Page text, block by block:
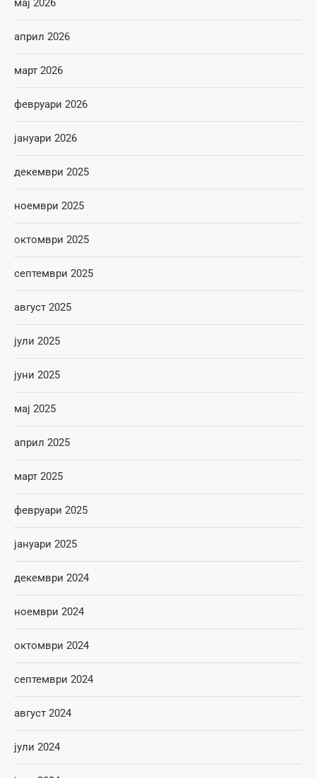
мај 2026
април 2026
март 2026
февруари 2026
јануари 2026
декември 2025
ноември 2025
октомври 2025
септември 2025
август 2025
јули 2025
јуни 2025
мај 2025
април 2025
март 2025
февруари 2025
јануари 2025
декември 2024
ноември 2024
октомври 2024
септември 2024
август 2024
јули 2024